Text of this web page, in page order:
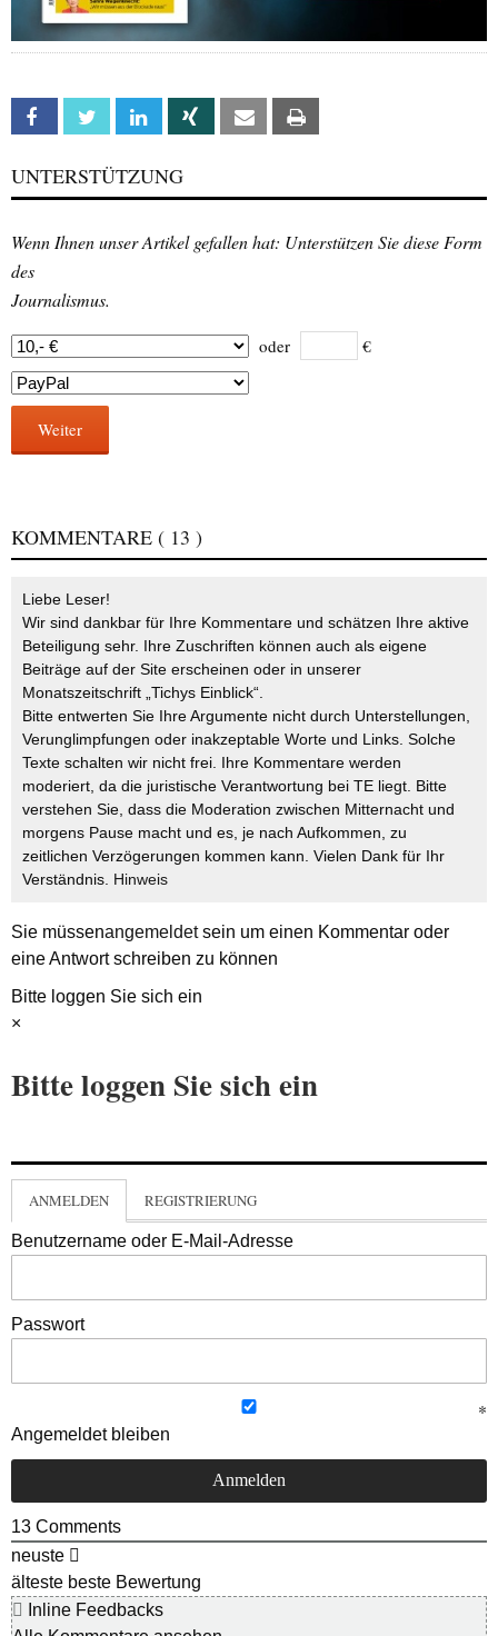
Facebook Twitter Linkedin Xing Email
UNTERSTÜTZUNG
Wenn Ihnen unser Artikel gefallen hat: Unterstützen Sie diese Form
des
Journalismus.
oder €
Weiter
KOMMENTARE ( 13 )
Liebe Leser!
Wir sind dankbar für Ihre Kommentare und schätzen Ihre aktive
Beteiligung sehr. Ihre Zuschriften können auch als eigene
Beiträge auf der Site erscheinen oder in unserer
Monatszeitschrift „Tichys Einblick“.
Bitte entwerten Sie Ihre Argumente nicht durch Unterstellungen,
Verunglimpfungen oder inakzeptable Worte und Links. Solche
Texte schalten wir nicht frei. Ihre Kommentare werden
moderiert, da die juristische Verantwortung bei TE liegt. Bitte
verstehen Sie, dass die Moderation zwischen Mitternacht und
morgens Pause macht und es, je nach Aufkommen, zu
zeitlichen Verzögerungen kommen kann. Vielen Dank für Ihr
Verständnis. Hinweis
Sie müssenangemeldetsein um einen Kommentar oder
eine Antwort schreiben zu können
Bitte loggen Sie sich ein
×
Bitte loggen Sie sich ein
ANMELDEN REGISTRIERUNG
Benutzername oder E-Mail-Adresse
Passwort
Angemeldet bleiben
13 Comments
neuste
älteste beste Bewertung
Inline Feedbacks